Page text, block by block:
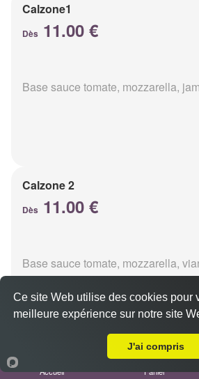
Calzone1
Dès 11.00 €
Base sauce tomate, mozzarella,
Calzone 2
Dès 11.00 €
Base sauce tomate, mozzarella,
Accueil Panier
Ce site Web utilise des cookies pour
meilleure expérience sur notre site
J'ai compris